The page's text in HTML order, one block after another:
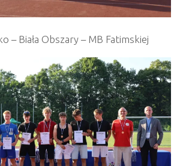
– Biała Obszary – MB Fatimskiej